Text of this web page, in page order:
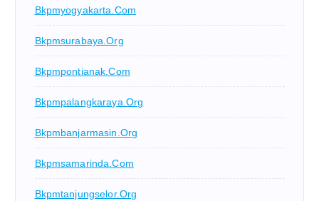
Bkpmyogyakarta.com
Bkpmsurabaya.org
Bkpmpontianak.com
Bkpmpalangkaraya.org
Bkpmbanjarmasin.org
Bkpmsamarinda.com
Bkpmtanjungselor.org